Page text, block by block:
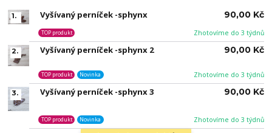
1. Vyšívaný perníček -sphynx
Zhotovíme do 3 týdnů
TOP produkt
90,00 Kč
2. Vyšívaný perníček -sphynx 2
Zhotovíme do 3 týdnů
TOP produkt Novinka
90,00 Kč
3. Vyšívaný perníček -sphynx 3
Zhotovíme do 3 týdnů
TOP produkt Novinka
90,00 Kč